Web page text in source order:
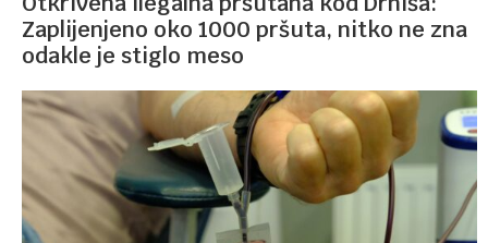
Zaplijenjeno oko 1000 pršuta, nitko ne zna
odakle je stiglo meso